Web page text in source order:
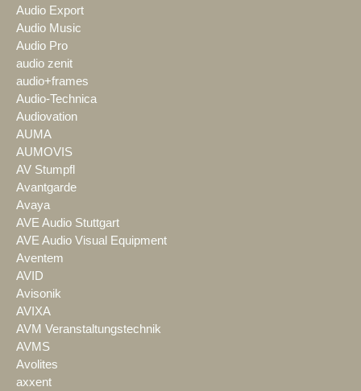
Audio Export
Audio Music
Audio Pro
audio zenit
audio+frames
Audio-Technica
Audiovation
AUMA
AUMOVIS
AV Stumpfl
Avantgarde
Avaya
AVE Audio Stuttgart
AVE Audio Visual Equipment
Aventem
AVID
Avisonik
AVIXA
AVM Veranstaltungstechnik
AVMS
Avolites
axxent